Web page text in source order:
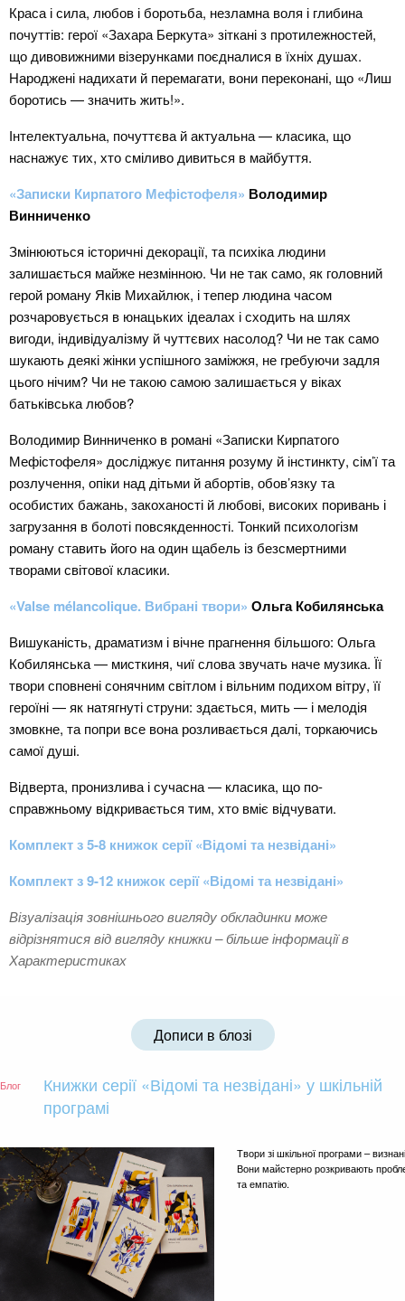
Краса і сила, любов і боротьба, незламна воля і глибина
почуттів: герої «Захара Беркута» зіткані з протилежностей,
що дивовижними візерунками поєдналися в їхніх душах.
Народжені надихати й перемагати, вони переконані, що «Лиш
боротись — значить жить!».
Інтелектуальна, почуттєва й актуальна — класика, що
наснажує тих, хто сміливо дивиться в майбуття.
«Записки Кирпатого Мефістофеля» Володимир
Винниченко
Змінюються історичні декорації, та психіка людини
залишається майже незмінною. Чи не так само, як головний
герой роману Яків Михайлюк, і тепер людина часом
розчаровується в юнацьких ідеалах і сходить на шлях
вигоди, індивідуалізму й чуттєвих насолод? Чи не так само
шукають деякі жінки успішного заміжжя, не гребуючи задля
цього нічим? Чи не такою самою залишається у віках
батьківська любов?
Володимир Винниченко в романі «Записки Кирпатого
Мефістофеля» досліджує питання розуму й інстинкту, сім’ї та
розлучення, опіки над дітьми й абортів, обов’язку та
особистих бажань, закоханості й любові, високих поривань і
загрузання в болоті повсякденності. Тонкий психологізм
роману ставить його на один щабель із безсмертними
творами світової класики.
«Valse mélancolique. Вибрані твори» Ольга Кобилянська
Вишуканість, драматизм і вічне прагнення більшого: Ольга
Кобилянська — мисткиня, чиї слова звучать наче музика. Її
твори сповнені сонячним світлом і вільним подихом вітру, її
героїні — як натягнуті струни: здається, мить — і мелодія
змовкне, та попри все вона розливається далі, торкаючись
самої душі.
Відверта, пронизлива і сучасна — класика, що по-
справжньому відкривається тим, хто вміє відчувати.
Комплект з 5-8 книжок серії «Відомі та незвідані»
Комплект з 9-12 книжок серії «Відомі та незвідані»
Візуалізація зовнішнього вигляду обкладинки може
відрізнятися від вигляду книжки – більше інформації в
Характеристиках
Дописи в блозі
Блог
Книжки серії «Відомі та незвідані» у шкільній
програмі
Твори зі шкільної програми –
Вони майстерно розкривають
та емпатію.